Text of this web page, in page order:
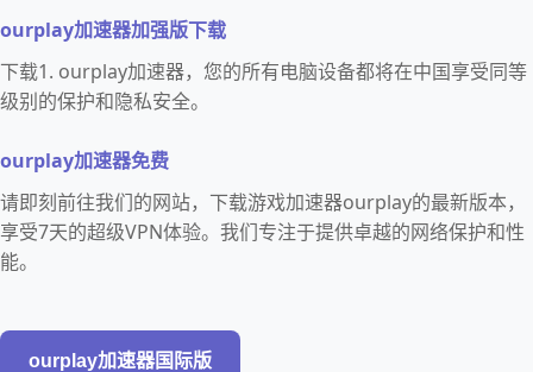
ourplay加速器加强版下载
下载1. ourplay加速器，您的所有电脑设备都将在中国享受同等
级别的保护和隐私安全。
ourplay加速器免费
请即刻前往我们的网站，下载游戏加速器ourplay的最新版本，
享受7天的超级VPN体验。我们专注于提供卓越的网络保护和性
能。
ourplay加速器国际版